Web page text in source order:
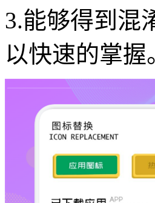
3.能够得到混
以快速的掌握